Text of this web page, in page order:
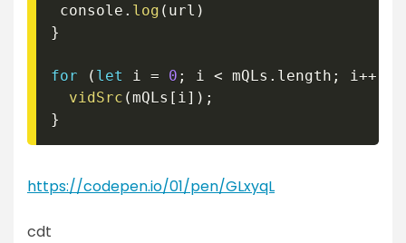
console . log ( url )
}
for ( let i = 0 ; i < mQLs . length ; i ++
vidSrc (mQLs [ i ] ) ;
}
https://codepen.io/01/pen/GLxyqL
cdt